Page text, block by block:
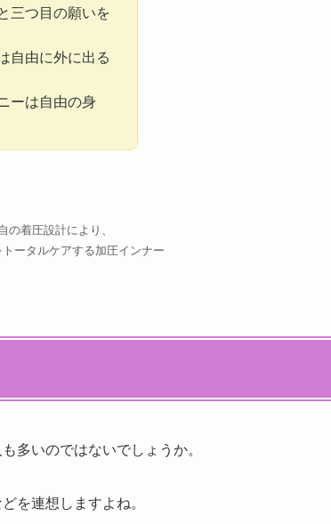
三つ目の願いを
自由に外に出る
ーは自由の身
の着圧設計により、
ータルケアする加圧インナー
多いのではないでしょうか。
を連想しますよね。